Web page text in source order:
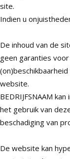
site.
Indien u
De inhoud van de
geen garanties
website.
BEDRIJFSNAAM
het gebruik van
beschadiging van
De website kan